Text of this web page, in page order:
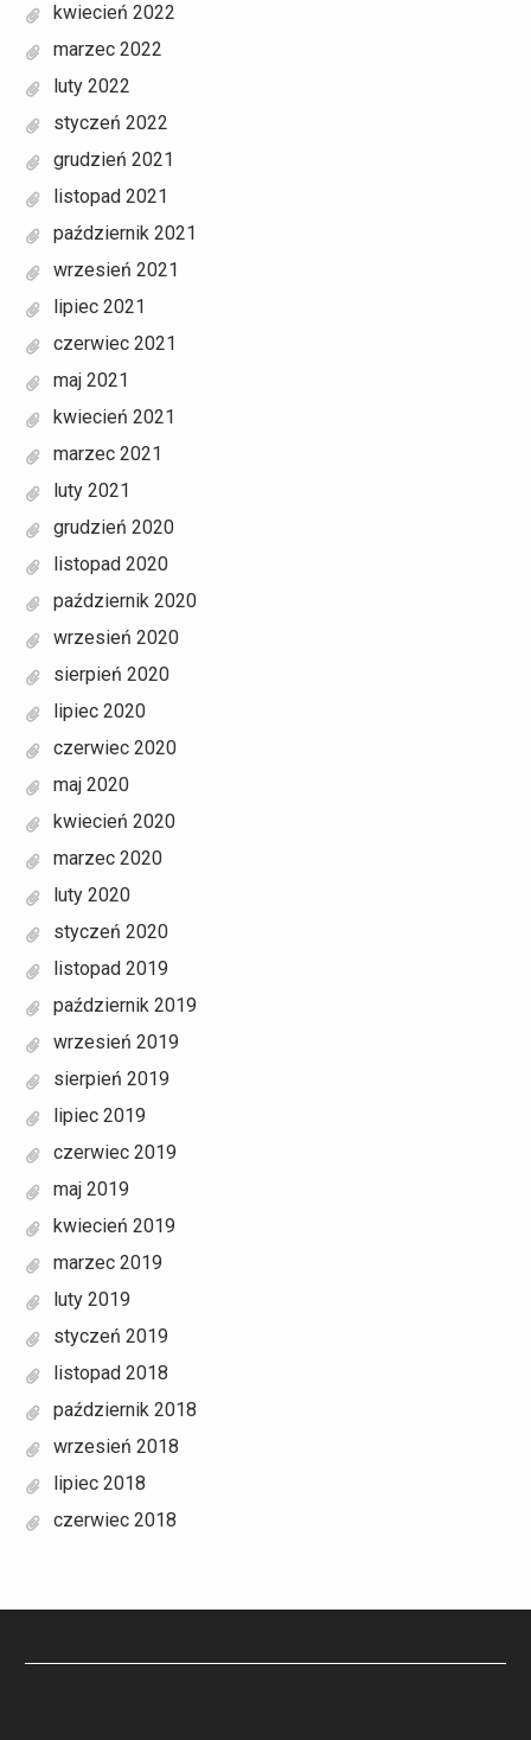
kwiecień 2022
marzec 2022
luty 2022
styczeń 2022
grudzień 2021
listopad 2021
październik 2021
wrzesień 2021
lipiec 2021
czerwiec 2021
maj 2021
kwiecień 2021
marzec 2021
luty 2021
grudzień 2020
listopad 2020
październik 2020
wrzesień 2020
sierpień 2020
lipiec 2020
czerwiec 2020
maj 2020
kwiecień 2020
marzec 2020
luty 2020
styczeń 2020
listopad 2019
październik 2019
wrzesień 2019
sierpień 2019
lipiec 2019
czerwiec 2019
maj 2019
kwiecień 2019
marzec 2019
luty 2019
styczeń 2019
listopad 2018
październik 2018
wrzesień 2018
lipiec 2018
czerwiec 2018